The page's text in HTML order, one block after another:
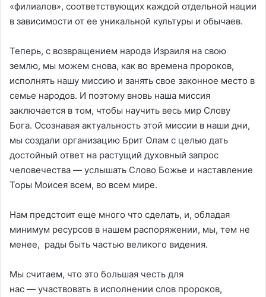
«филиалов», соответствующих каждой отдельной нации
в зависимости от ее уникальной культуры и обычаев.
Теперь, с возвращением народа Израиля на свою
землю, мы можем снова, как во времена пророков,
исполнять нашу миссию и занять свое законное место в
семье народов. И поэтому вновь наша миссия
заключается в том, чтобы научить весь мир Слову
Бога. Осознавая актуальность этой миссии в наши дни,
мы создали организацию Брит Олам с целью дать
достойный ответ на растущий духовный запрос
человечества — услышать Слово Божье и наставление
Торы Моисея всем, во всем мире.
Нам предстоит еще много что сделать, и, обладая
минимум ресурсов в нашем распоряжении, мы, тем не
менее, рады быть частью великого видения.
Мы считаем, что это большая честь для
нас — участвовать в исполнении слов пророков,